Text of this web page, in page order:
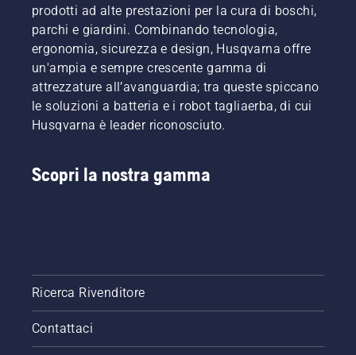
prodotti ad alte prestazioni per la cura di boschi,
parchi e giardini. Combinando tecnologia,
ergonomia, sicurezza e design, Husqvarna offre
un'ampia e sempre crescente gamma di
attrezzature all’avanguardia; tra queste spiccano
le soluzioni a batteria e i robot tagliaerba, di cui
Husqvarna è leader riconosciuto.
Scopri la nostra gamma
Ricerca Rivenditore
Contattaci